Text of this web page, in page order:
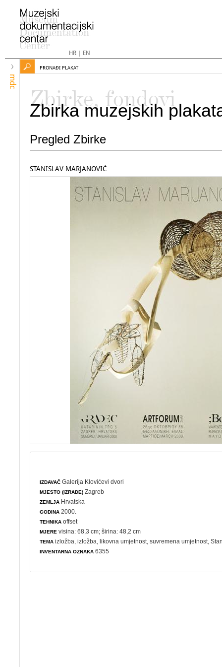
HR| EN
mdc
PRONAĐI PLAKAT
Zbirke, fondovi
Zbirka muzejskih
Pregled Zbirke
STANISLAV MARJANOVIĆ
IZDAVAČ Galerija Klovićevi dvori
MJESTO (IZRADE) Zagreb
ZEMLJA Hrvatska
GODINA 2000.
TEHNIKA offset
MJERE visina: 68,3 cm; širina: 48,2 cm
TEMA izložba ,izložba ,likovna umjetnost ,suvremena umjetnost ,
INVENTARNA OZNAKA 6355